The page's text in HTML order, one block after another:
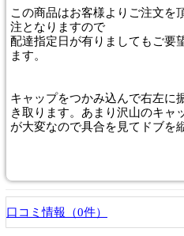
この商品はお客様よりご注文を
注となりますので
配達指定日が有りましてもご要
ます。
キャップをつかみ込んで右左に
き取ります。あまり沢山のキャ
が大変なので具合を見てドブを
口コミ情報（0件）